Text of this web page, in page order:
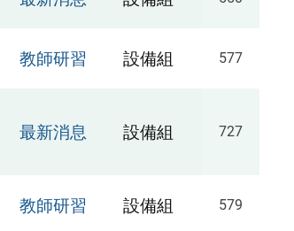
教師研習 設備組 577
最新消息 設備組 727
教師研習 設備組 579